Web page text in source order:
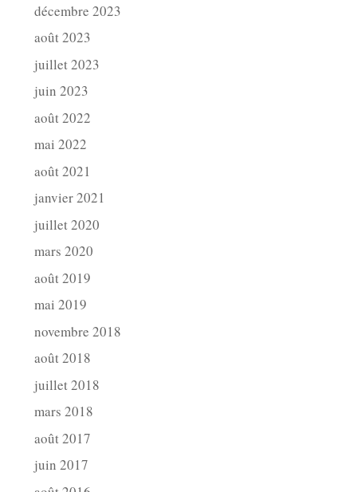
décembre 2023
août 2023
juillet 2023
juin 2023
août 2022
mai 2022
août 2021
janvier 2021
juillet 2020
mars 2020
août 2019
mai 2019
novembre 2018
août 2018
juillet 2018
mars 2018
août 2017
juin 2017